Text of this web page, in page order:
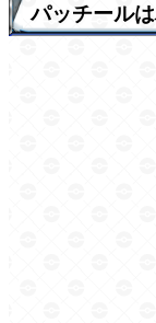
パッチール